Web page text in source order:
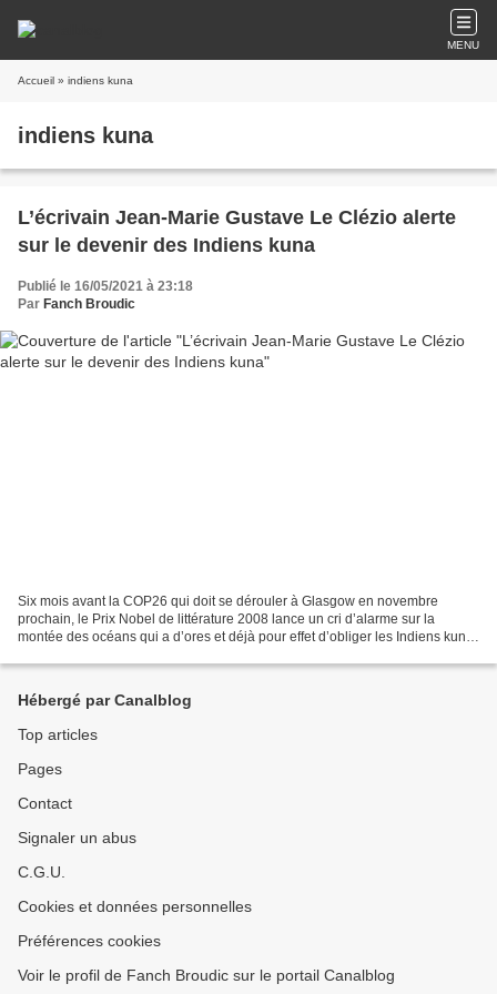
MENU
Accueil » indiens kuna
indiens kuna
L’écrivain Jean-Marie Gustave Le Clézio alerte
sur le devenir des Indiens kuna
Publié le 16/05/2021 à 23:18
Par Fanch Broudic
Six mois avant la COP26 qui doit se dérouler à Glasgow en novembre
prochain, le Prix Nobel de littérature 2008 lance un cri d’alarme sur la
montée des océans qui a d’ores et déjà pour effet d’obliger les Indiens kuna
Hébergé par Canalblog
Top articles
Pages
Contact
Signaler un abus
C.G.U.
Cookies et données personnelles
Préférences cookies
Voir le profil de Fanch Broudic sur le portail Canalblog